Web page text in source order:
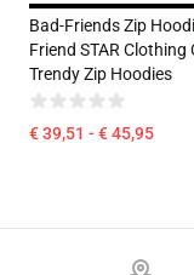
Bad-Friends Zip
Friend STAR Clothing
Trendy Zip Hoodies
€ 39,51 - € 45,95